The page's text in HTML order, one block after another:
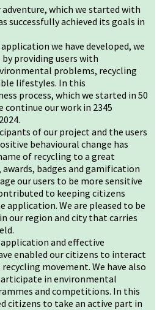
which we started with
successfully achieved its goals in
we have developed, we
by providing users with
problems, recycling
lifestyles. In this
process, which we started in 50
continue our work in 2345
of our project and the users
behavioural change has
of recycling to a great
badges and gamification
our users to be more sensitive
to keeping citizens
application. We are pleased to be
our region and city that carries
and effective
enabled our citizens to interact
movement. We have also
in environmental
and competitions. In this
citizens to take an active part in